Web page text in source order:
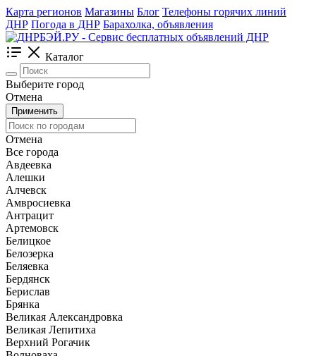
Карта регионов Магазины Блог Телефоны горячих линий
ДНР Погода в ДНР Барахолка, объявления
Каталог
Выберите город
Отмена
Применить
Отмена
Все города
Авдеевка
Алешки
Алчевск
Амвросиевка
Антрацит
Артемовск
Белицкое
Белозерка
Беляевка
Бердянск
Берислав
Брянка
Великая Александровка
Великая Лепитиха
Верхний Рогачик